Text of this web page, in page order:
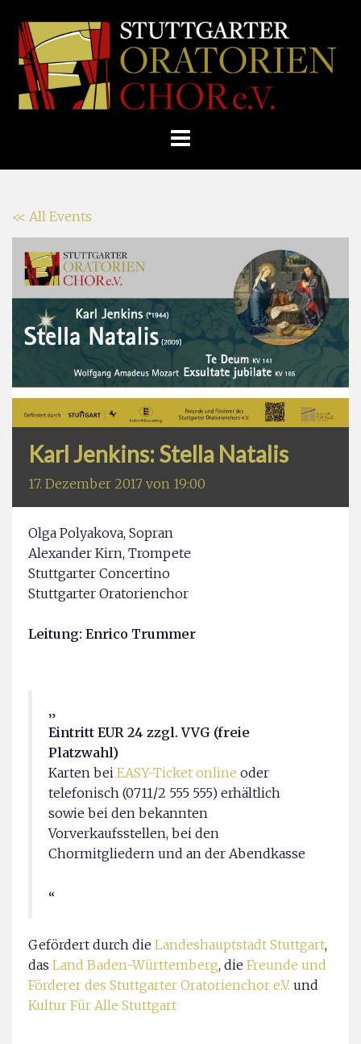
Skip
E.V.
Home Veranstaltung
<< All Events
Karl Jenkins: Stella Natalis
17. Dezember 2017 von 19:00
Olga Polyakova, Sopran
Alexander Kirn, Trompete
Stuttgarter Concertino
Stuttgarter Oratorienchor
Leitung: Enrico Trummer
Eintritt EUR 24 zzgl. VVG (freie
Platzwahl)
Karten bei EASY-Ticket online oder
telefonisch (0711/2 555 555) erhältlich
sowie bei den bekannten
Vorverkaufsstellen, bei den
Chormitgliedern und an der Abendkasse
Gefördert durch die Landeshauptstadt Stuttgart,
das Land Baden-Württemberg, die Freunde und
Förderer des Stuttgarter Oratorienchor e.V. und
Kultur Für Alle Stuttgart